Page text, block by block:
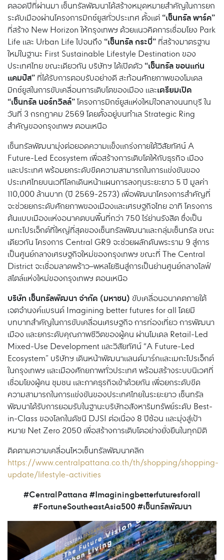
ตลอดปีที่ผ่านมา เซ็นทรัลพัฒนาได้สร้างหมุดหมายสำคัญในการยก
ระดับเมืองผ่านโครงการมิกซ์ยูสทั่วประเทศ ตั้งแต่ “เซ็นทรัล พาร์ค”
ที่สร้าง New Horizon ให้กรุงเทพฯ ด้วยแนวคิดการเชื่อมโยง Park
Life และ Urban Life ไปจนถึง “เซ็นทรัล กระบี่” ที่สร้างมาตรฐาน
ใหม่ในฐานะ First Sustainable Lifestyle Destination ของ
ประเทศไทย ขณะเดียวกัน บริษัทฯ ได้เปิดตัว “เซ็นทรัล ขอนแก่น
แคมปัส” ที่ได้รับการตอบรับอย่างดี สะท้อนศักยภาพของโมเดล
มิกซ์ยูสในการขับเคลื่อนการเติบโตของเมือง และเตรียมเปิด
“เซ็นทรัล นอร์ทวิลล์”โครงการมิกซ์ยูสแห่งใหม่ใจกลางนนทบุรี ใน
วันที่ 3 กรกฎาคม 2569 โดยตั้งอยู่บนทำเล Strategic Ring
สำคัญของกรุงเทพฯ ตอนเหนือ
เซ็นทรัลพัฒนามุ่งต่อยอดความแข็งแกร่งภายใต้วิสัยทัศน์ A
Future-Led Ecosystem เพื่อสร้างการเติบโตให้กับธุรกิจ เมือง
และประเทศ พร้อมยกระดับขีดความสามารถในการแข่งขันของ
ประเทศไทยบนเวทีโลกเดินหน้าแผนการลงทุนระยะยาว 5 ปี มูลค่า
110,000 ล้านบาท (ปี 2569-2573) เพื่อพัฒนาโครงการสำคัญที่
จะช่วยยกระดับศักยภาพของเมืองและเศรษฐกิจไทย อาทิ โครงการ
ต้นแบบเมืองแห่งอนาคตบนพื้นที่กว่า 750 ไร่ย่านรังสิต ซึ่งเป็น
เมกะโปรเจ็กต์ที่ใหญ่ที่สุดของเซ็นทรัลพัฒนาและกลุ่มเซ็นทรัล ขณะ
เดียวกัน โครงการ Central GR9 จะช่วยผลักดันพระราม 9 สู่การ
เป็นศูนย์กลางเศรษฐกิจใหม่ของกรุงเทพฯ ขณะที่ The Central
District จะเชื่อมลาดพร้าว–พหลโยธินสู่การเป็นย่านศูนย์กลางไลฟ์
สไตล์แห่งใหม่ของกรุงเทพฯ ตอนเหนือ
บริษัท เซ็นทรัลพัฒนา จำกัด (มหาชน) ขับเคลื่อนอนาคตภายใต้
เจตจำนงค์แบรนด์ Imagining better futures for all โดยมี
บทบาทสำคัญในการขับเคลื่อนเศรษฐกิจ การท่องเที่ยว การพัฒนา
เมือง และยกระดับคุณภาพชีวิตของผู้คน ผ่านโมเดล Retail-Led
Mixed-Use Development และวิสัยทัศน์ “A Future-Led
Ecosystem” บริษัทฯ เดินหน้าพัฒนาแลนด์มาร์กและเมกะโปรเจ็กต์
ในกรุงเทพฯ และเมืองศักยภาพทั่วประเทศ พร้อมสร้างระบบนิเวศที่
เชื่อมโยงผู้คน ชุมชน และภาคธุรกิจเข้าด้วยกัน เพื่อยกระดับขีด
ความสามารถในการแข่งขันของประเทศไทยในระยะยาว เซ็นทรัล
พัฒนาได้รับการยอมรับในฐานะบริษัทอสังหาริมทรัพย์ระดับ Best-
in-Class ของโลกในดัชนี DJSI ต่อเนื่อง 8 ปีซ้อน และมุ่งสู่เป้า
หมาย Net Zero 2050 เพื่อสร้างการเติบโตอย่างยั่งยืนในทุกมิติ
ติดตามความเคลื่อนไหวเซ็นทรัลพัฒนาคลิก
https://www.centralpattana.co.th/th/shopping/shopping-
update/lifestyle-activities
#CentralPattana #Imaginingbetterfuturesforall
#FortuneSoutheastAsia500 #เซ็นทรัลพัฒนา